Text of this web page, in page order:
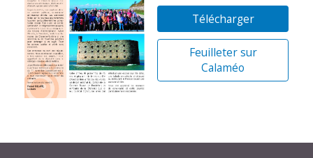
Télécharger
Feuilleter sur
Calaméo